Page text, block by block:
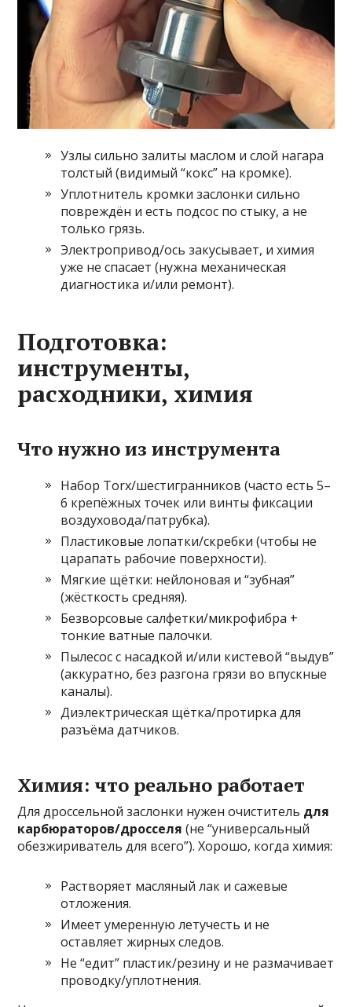
Узлы сильно залиты маслом и слой нагара
толстый (видимый “кокс” на кромке).
Уплотнитель кромки заслонки сильно
повреждён и есть подсос по стыку, а не
только грязь.
Электропривод/ось закусывает, и химия
уже не спасает (нужна механическая
диагностика и/или ремонт).
Подготовка:
инструменты,
расходники, химия
Что нужно из инструмента
Набор Torx/шестигранников (часто есть 5–
6 крепёжных точек или винты фиксации
воздуховода/патрубка).
Пластиковые лопатки/скребки (чтобы не
царапать рабочие поверхности).
Мягкие щётки: нейлоновая и “зубная”
(жёсткость средняя).
Безворсовые салфетки/микрофибра +
тонкие ватные палочки.
Пылесос с насадкой и/или кистевой “выдув”
(аккуратно, без разгона грязи во впускные
каналы).
Диэлектрическая щётка/протирка для
разъёма датчиков.
Химия: что реально работает
Для дроссельной заслонки нужен очиститель для
карбюраторов/дросселя (не “универсальный
обезжириватель для всего”). Хорошо, когда химия:
Растворяет масляный лак и сажевые
отложения.
Имеет умеренную летучесть и не
оставляет жирных следов.
Не “едит” пластик/резину и не размачивает
проводку/уплотнения.